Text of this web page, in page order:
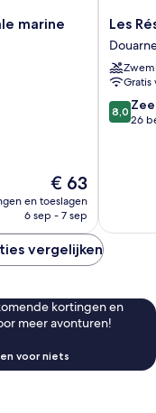
marine
De
prijs
is
€ 63
en toeslagen
6 sep - 7 sep
Les
d'Armor
Les
Gratis
8.0
van
8,0
26
vergelijken
kortingen en
meer avonturen!
voor niets